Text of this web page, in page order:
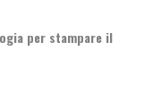
per stampare il